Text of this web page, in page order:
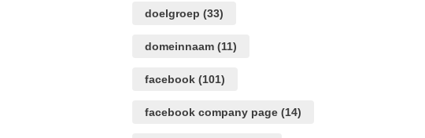
doelgroep (33)
domeinnaam (11)
facebook (101)
facebook company page (14)